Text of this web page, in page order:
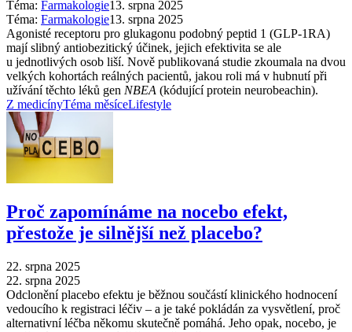
Téma: Farmakologie13. srpna 2025
Téma: Farmakologie13. srpna 2025
Agonisté receptoru pro glukagonu podobný peptid 1 (GLP-1RA)
mají slibný antiobezitický účinek, jejich efektivita se ale
u jednotlivých osob liší. Nově publikovaná studie zkoumala na dvou
velkých kohortách reálných pacientů, jakou roli má v hubnutí při
užívání těchto léků gen NBEA (kódující protein neurobeachin).
Z medicínyTéma měsíceLifestyle
Proč zapomínáme na nocebo efekt,
přestože je silnější než placebo?
22. srpna 2025
22. srpna 2025
Odclonění placebo efektu je běžnou součástí klinického hodnocení
vedoucího k registraci léčiv –⁠ a je také pokládán za vysvětlení, proč
alternativní léčba někomu skutečně pomáhá. Jeho opak, nocebo, je